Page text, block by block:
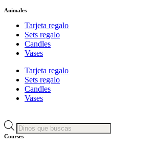
Animales
Tarjeta regalo
Sets regalo
Candles
Vases
Tarjeta regalo
Sets regalo
Candles
Vases
Búsqueda
de
Courses